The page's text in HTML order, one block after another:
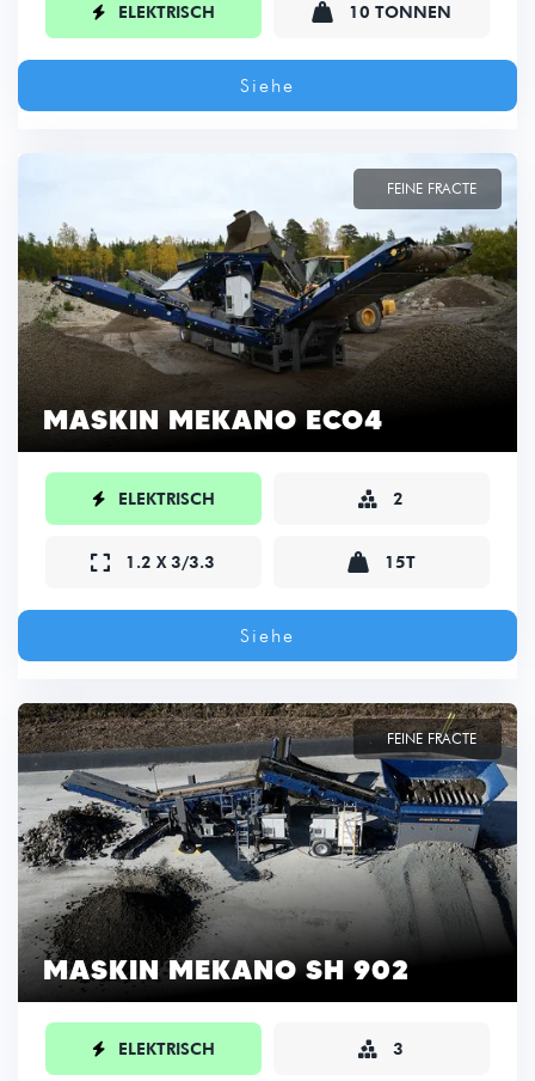
 ELEKTRISCH  10 TONNEN
Siehe
FEINE FRACTE
MASKIN MEKANO ECO4
 ELEKTRISCH  2
 1.2 X 3/3.3  15T
Siehe
FEINE FRACTE
MASKIN MEKANO SH 902
 ELEKTRISCH  3